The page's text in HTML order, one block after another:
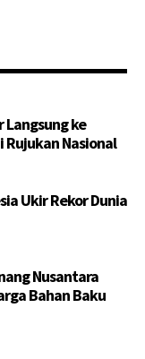
ke
Nasional
Ukir Rekor Dunia
Nusantara
Bahan Baku